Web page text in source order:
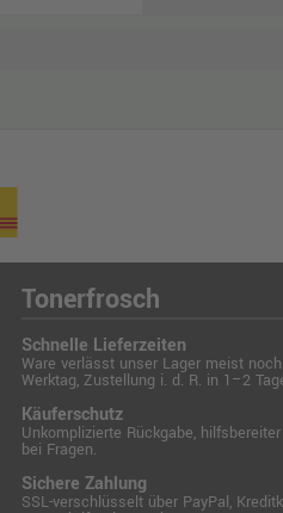
Tonerfrosch
Schnelle Lieferzeiten
Ware verlässt unser Lager meist
Werktag, Zustellung i. d. R. in 1–2
Käuferschutz
Unkomplizierte Rückgabe, hilfsbereiter
bei Fragen.
Sichere Zahlung
SSL-verschlüsselt über PayPal,